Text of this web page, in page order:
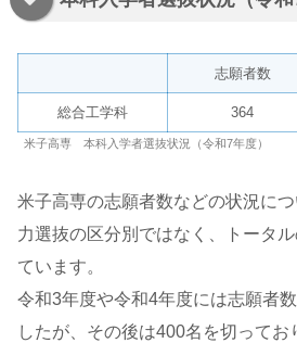
志願者数
総合工学科 364
米子高専 本科入学者選抜状況（令和7年度）
米子高専の志願者数などの状況に
力選抜の区分別ではなく、トータ
ています。
令和3年度や令和4年度には志願者
したが、その後は400名を切ってお